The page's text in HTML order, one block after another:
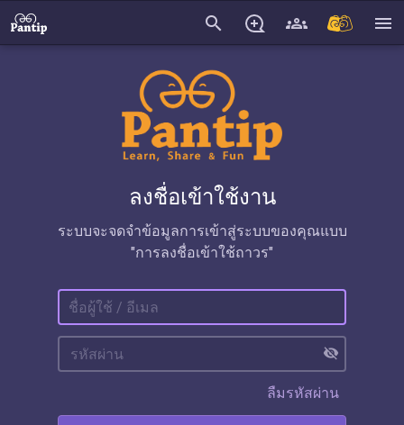
search menu
ลงชื่อเข้าใช้งาน
ระบบจะจดจำข้อมูลการเข้าสู่ระบบของคุณแบบ
"การลงชื่อเข้าใช้ถาวร"
visibility_off
ลืมรหัสผ่าน